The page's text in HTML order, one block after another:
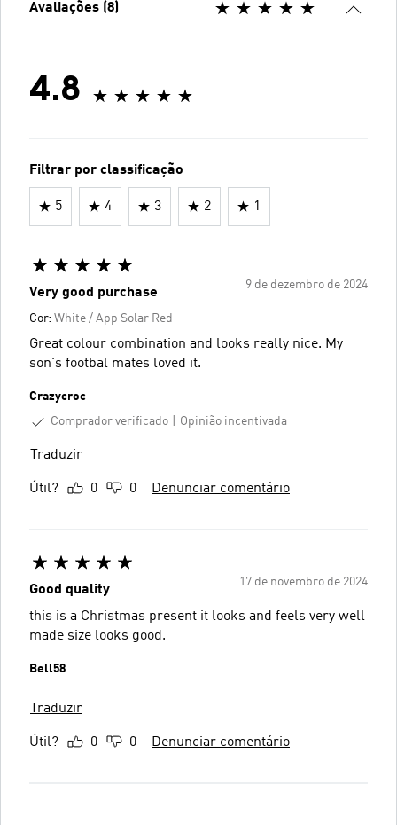
Avaliações (8)
4.8
Filtrar por classificação
5 4 3 2 1
9 de dezembro de 2024
Very good purchase
Cor: White / App Solar Red
Great colour combination and looks really nice. My
son's footbal mates loved it.
Crazycroc
Comprador verificado
Opinião incentivada
Traduzir
Útil? 0 0 Denunciar comentário
17 de novembro de 2024
Good quality
this is a Christmas present it looks and feels very well
made size looks good.
Bell58
Traduzir
Útil? 0 0 Denunciar comentário